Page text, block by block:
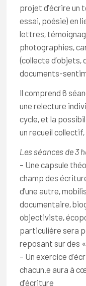
projet d’écrire un
essai, poésie) en
lettres,
photographies,
(collecte d’objets,
documents-
Il comprend 6
une relecture
cycle, et la
un recueil collectif,
Les séances de 3
– Une capsule
champ des
d’une autre,
documentaire,
objectiviste,
particulière sera
reposant sur des
– Un exercice
chacun.e aura à
d’écriture